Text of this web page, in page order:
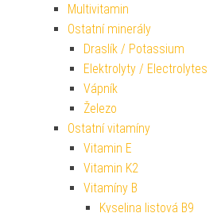
Multivitamin
Ostatní minerály
Draslík / Potassium
Elektrolyty / Electrolytes
Vápník
Železo
Ostatní vitamíny
Vitamin E
Vitamin K2
Vitamíny B
Kyselina listová B9